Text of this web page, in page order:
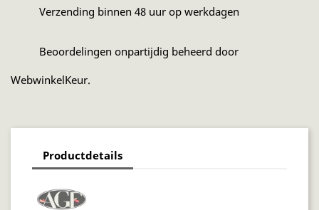
Verzending binnen 48 uur op werkdagen
Beoordelingen onpartijdig beheerd door
WebwinkelKeur.
Productdetails